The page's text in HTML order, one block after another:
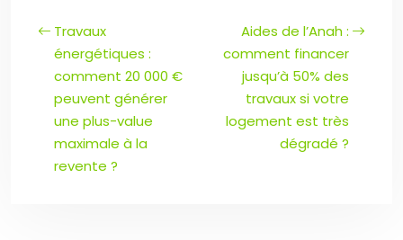
Travaux
énergétiques :
comment 20 000 €
peuvent générer
une plus-value
maximale à la
revente ?
Aides de l’Anah :
comment financer
jusqu’à 50% des
travaux si votre
logement est très
dégradé ?